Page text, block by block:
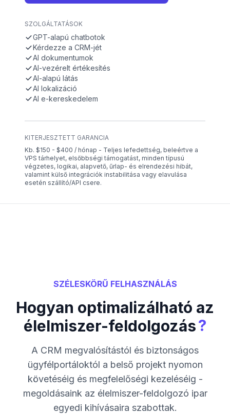
SZOLGÁLTATÁSOK
GPT-alapú chatbotok
Kérdezze a CRM-jét
AI dokumentumok
AI-vezérelt értékesítés
AI-alapú látás
AI lokalizáció
AI e-kereskedelem
KITERJESZTETT GARANCIA
Kb. $150 - $400 / hónap - Teljes lefedettség, beleértve a
VPS tárhelyet, elsőbbségi támogatást, minden típusú
végzetes, logikai, alapvető, űrlap- és elrendezési hibát,
valamint külső integrációk instabilitása vagy elavulása
esetén szállító/API csere.
SZÉLESKÖRŰ FELHASZNÁLÁS
Hogyan optimalizálható az
élelmiszer-feldolgozás?
A CRM megvalósítástól és biztonságos
ügyfélportáloktól a belső projekt nyomon
követéséig és megfelelőségi kezeléséig -
megoldásaink az élelmiszer-feldolgozó ipar
egyedi kihívásaira szabottak.